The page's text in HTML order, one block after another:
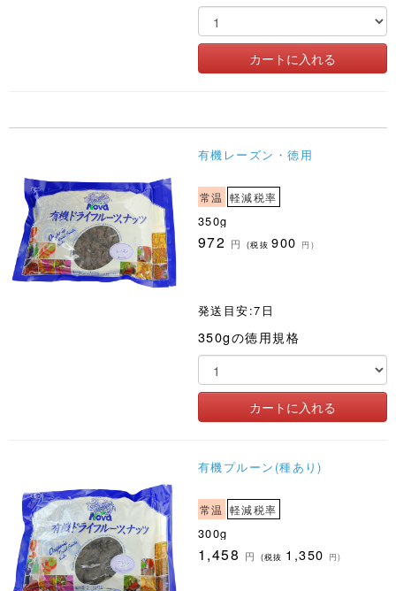
有機レーズン・徳用
常温 軽減税率
350g
972 円 (税抜900 円)
発送目安:7日
350gの徳用規格
有機プルーン(種あり)
常温 軽減税率
300g
1,458 円 (税抜 1,350 円)